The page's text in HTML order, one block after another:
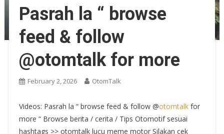
Pasrah la “ browse
feed & follow
@otomtalk for more
February 2, 2026 OtomTalk
Videos: Pasrah la “ browse feed & follow @otomtalkfor
more “ Browse berita / cerita / Tips Otomotif sesuai
hashtags >> otomtalk lucu meme motor Silakan cek